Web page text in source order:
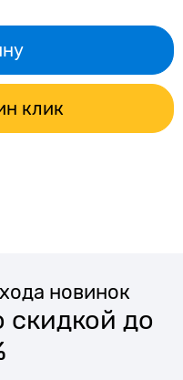
клик
новинок
скидкой до